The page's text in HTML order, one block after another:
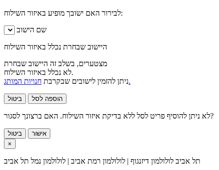
לבירור האם ישובך מופיע באיזור השילוח:
שם הישוב
היישוב שבחרת נכלל באיזור השילוח
מצטערים, בשלב זה היישוב שבחרת
לא נכלל באיזור השילוח.
ניתן להזמין לישובים שבקרבתחנויות המותג.
ביטול הוספה לסל
לא ניתן להוסיף פריט לסל ללא בדיקת איזור השילוח. האם ברצונך לסגור?
ביטול
אישור
×
תל אביב לולולמון דיזנגוף | לולולמון רמת אביב | לולולמון נמל תל אביב